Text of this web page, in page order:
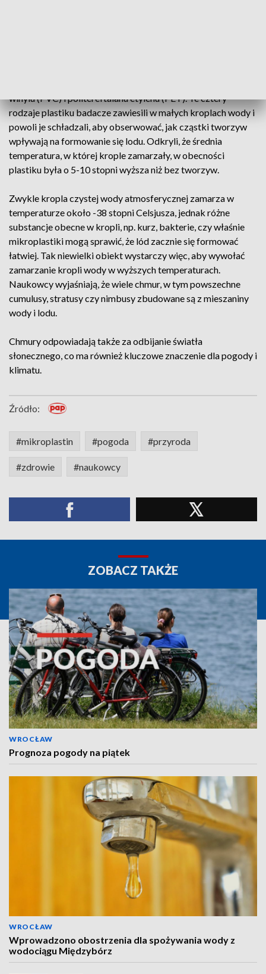
winylu (PVC) i politereftalanu etylenu (PET). Te cztery
rodzaje plastiku badacze zawiesili w małych kroplach wody i
powoli je schładzali, aby obserwować, jak cząstki tworzyw
wpływają na formowanie się lodu. Odkryli, że średnia
temperatura, w której krople zamarzały, w obecności
plastiku była o 5-10 stopni wyższa niż bez tworzyw.
Zwykle kropla czystej wody atmosferycznej zamarza w
temperaturze około -38 stopni Celsjusza, jednak różne
substancje obecne w kropli, np. kurz, bakterie, czy właśnie
mikroplastiki mogą sprawić, że lód zacznie się formować
łatwiej. Tak niewielki obiekt wystarczy więc, aby wywołać
zamarzanie kropli wody w wyższych temperaturach.
Naukowcy wyjaśniają, że wiele chmur, w tym powszechne
cumulusy, stratusy czy nimbusy zbudowane są z mieszaniny
wody i lodu.
Chmury odpowiadają także za odbijanie światła
słonecznego, co ma również kluczowe znaczenie dla pogody i
klimatu.
Źródło:
#mikroplastin #pogoda #przyroda
#zdrowie #naukowcy
ZOBACZ TAKŻE
WROCŁAW
Prognoza pogody na piątek
WROCŁAW
Wprowadzono obostrzenia dla spożywania wody z
wodociągu Międzybórz